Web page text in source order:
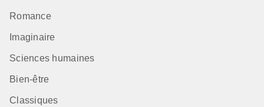
Romance
Imaginaire
Sciences humaines
Bien-être
Classiques